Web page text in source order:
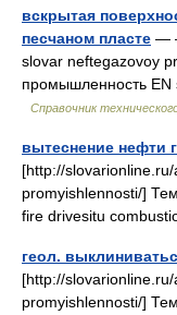
вскрытая
песчаном пласте —
slovar neftegazovoy
промышленность EN
Справочник
вытеснение нефти
[http://
promyishlennosti/]
fire drivesitu
геол.
[http://
promyishlennosti/]